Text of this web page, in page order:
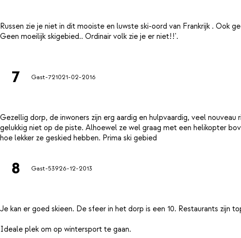
Russen zie je niet in dit mooiste en luwste ski-oord van Frankrijk . Ook
Geen moeilijk skigebied.. Ordinair volk zie je er niet!!'.
7 Gast-721021-02-2016
Gezellig dorp, de inwoners zijn erg aardig en hulpvaardig, veel
gelukkig niet op de piste. Alhoewel ze wel graag met een helikopter
8 Gast-53926-12-2013
Je kan er goed skieen. De sfeer in het dorp is een 10. Restaurants zijn
Ideale plek om op wintersport te gaan.